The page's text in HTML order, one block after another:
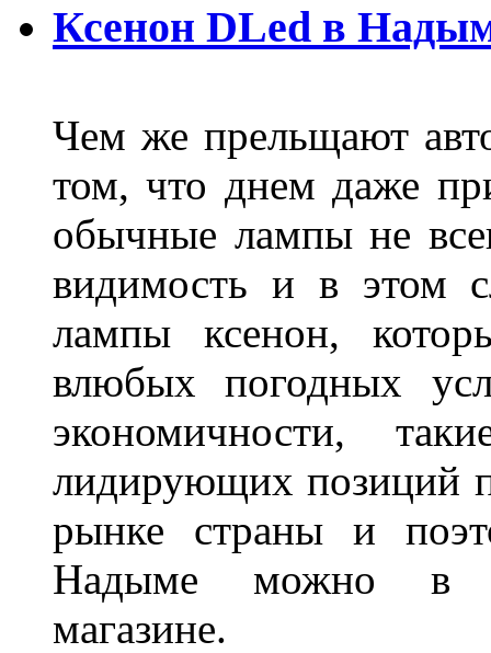
Ксенон DLed в
Чем же прельщают
том, что днем даже
обычные лампы не
видимость и в этом
лампы ксенон,
влюбых погодных
экономичности,
лидирующих позиций
рынке страны и
Надыме можно в
магазине.